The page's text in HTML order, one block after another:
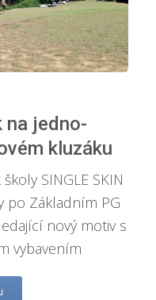
na jedno-
kluzáku
SINGLE SKIN
po Základním PG
nový motiv s
vybavením